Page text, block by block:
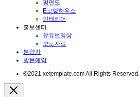
평면도
E모델하우스
인테리어
홍보센터
유튜브영상
보도자료
분양가
방문예약
©2021 xetemplate.com All Rights Reserved.